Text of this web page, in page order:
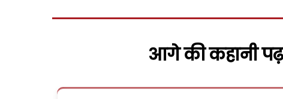
आगे की कहानी